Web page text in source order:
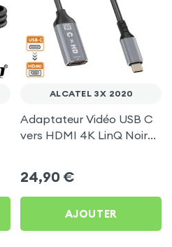
ALCATEL 3X 2020
Adaptateur Vidéo USB C
vers HDMI 4K LinQ Noir
24,90 €
AJOUTER